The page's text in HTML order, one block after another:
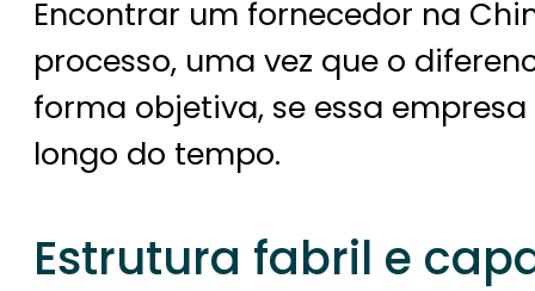
Encontrar um fornecedor na
processo, uma vez que o
forma objetiva, se essa
longo do tempo.
Estrutura fabril e